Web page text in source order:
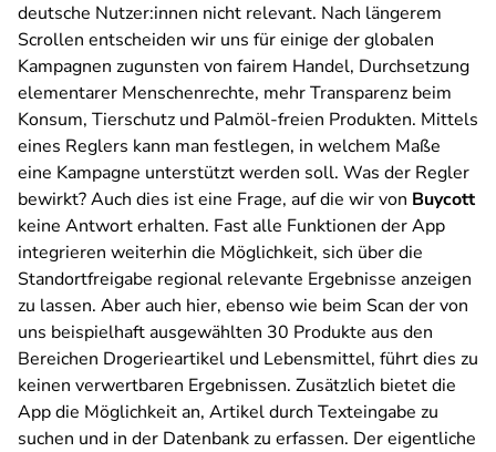
deutsche Nutzer:innen nicht relevant. Nach längerem
Scrollen entscheiden wir uns für einige der globalen
Kampagnen zugunsten von fairem Handel, Durchsetzung
elementarer Menschenrechte, mehr Transparenz beim
Konsum, Tierschutz und Palmöl-freien Produkten. Mittels
eines Reglers kann man festlegen, in welchem Maße
eine Kampagne unterstützt werden soll. Was der Regler
bewirkt? Auch dies ist eine Frage, auf die wir von Buycott
keine Antwort erhalten. Fast alle Funktionen der App
integrieren weiterhin die Möglichkeit, sich über die
Standortfreigabe regional relevante Ergebnisse anzeigen
zu lassen. Aber auch hier, ebenso wie beim Scan der von
uns beispielhaft ausgewählten 30 Produkte aus den
Bereichen Drogerieartikel und Lebensmittel, führt dies zu
keinen verwertbaren Ergebnissen. Zusätzlich bietet die
App die Möglichkeit an, Artikel durch Texteingabe zu
suchen und in der Datenbank zu erfassen. Der eigentliche